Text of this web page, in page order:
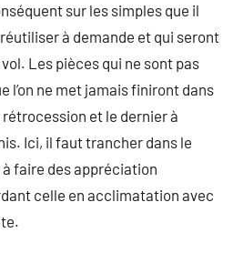
sur les simples que il
réutiliser à demande et qui seront
Les pièces qui ne sont pas
l’on ne met jamais finiront dans
et le dernier à
Ici, il faut trancher dans le
faire des appréciation
celle en acclimatation avec